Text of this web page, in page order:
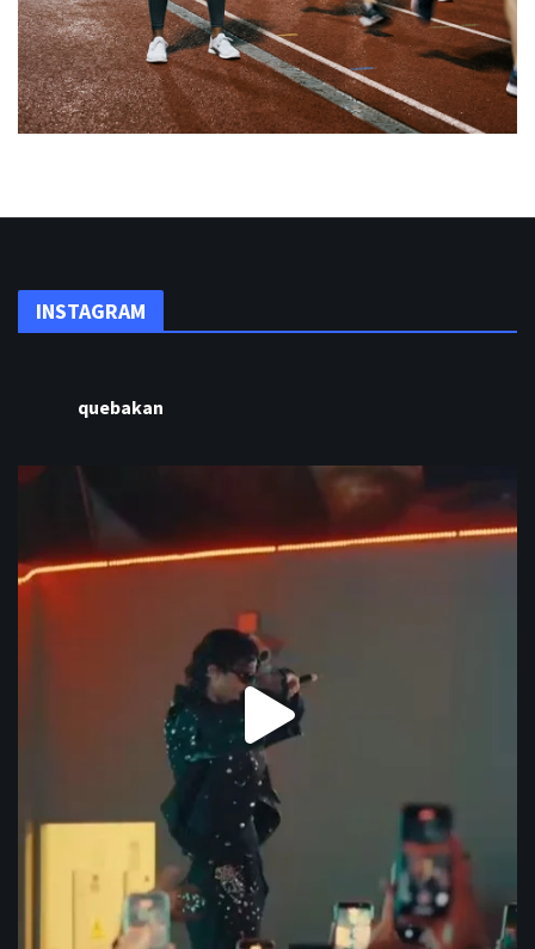
INSTAGRAM
quebakan